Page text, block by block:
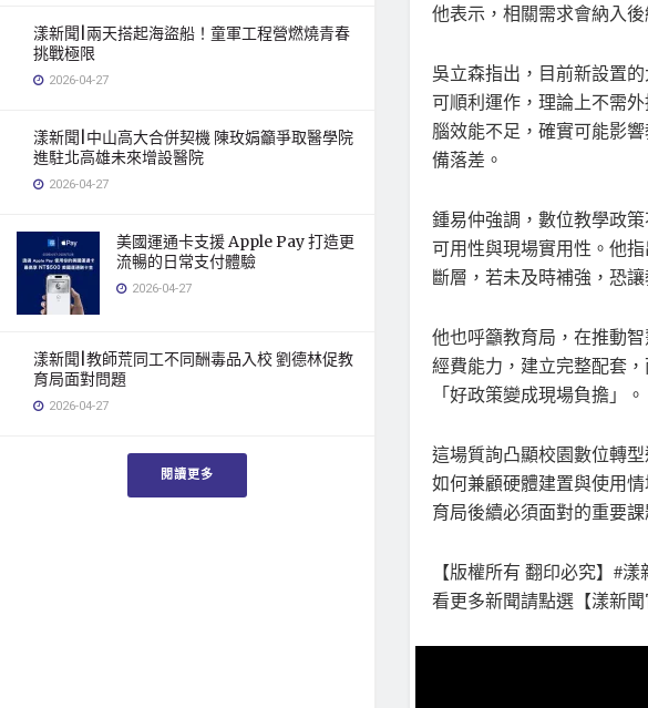
漾新聞|兩天搭起海盜船！童軍工程營燃燒青春
挑戰極限
2026-04-27
漾新聞|中山高大合併契機 陳玫娟籲爭取醫學院
進駐北高雄未來增設醫院
2026-04-27
美國運通卡支援 Apple Pay 打造更
流暢的日常支付體驗
2026-04-27
漾新聞|教師荒同工不同酬毒品入校 劉德林促教
育局面對問題
2026-04-27
閱讀更多
他表示，相關需求會納入
吳立森指出，目前新設置
可順利運作，理論上不需
腦效能不足，確實可能影
備落差。
鍾易仲強調，數位教學政
可用性與現場實用性。他
斷層，若未及時補強，恐
他也呼籲教育局，在推動
經費能力，建立完整配套
「好政策變成現場負擔」。
這場質詢凸顯校園數位轉
如何兼顧硬體建置與使用
育局後續必須面對的重要課
【版權所有 翻印必究】#漾
看更多新聞請點選【漾新聞